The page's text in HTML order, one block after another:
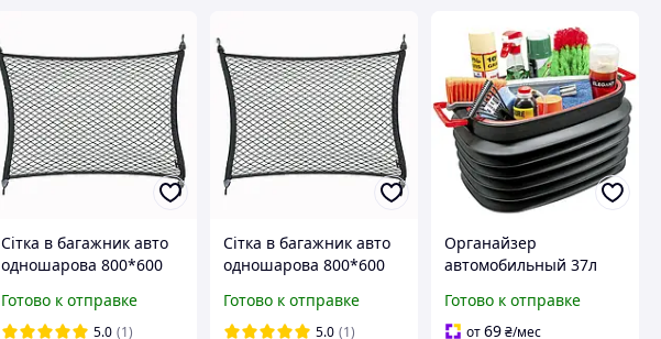
Сітка в багажник авто
одношарова 800*600
Готово к отправке
5.0 (1)
Сітка в багажник авто
одношарова 800*600
Готово к отправке
5.0 (1)
Органайзер
автомобильный 37л
пластиковый Elegant
Maxi EL 100 644
Готово к отправке
от69₴/мес